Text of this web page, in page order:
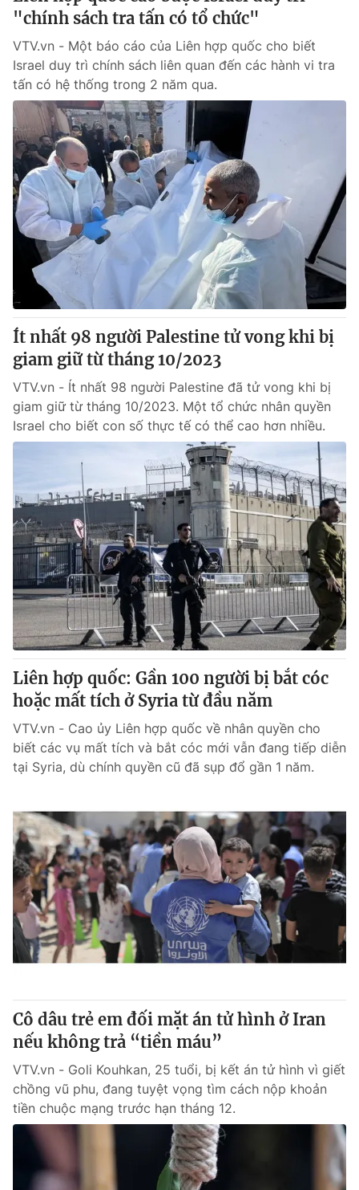
"chính sách tra tấn có tổ chức"
VTV.vn - Một báo cáo của Liên hợp quốc cho biết
Israel duy trì chính sách liên quan đến các hành vi tra
tấn có hệ thống trong 2 năm qua.
Ít nhất 98 người Palestine tử vong khi bị
giam giữ từ tháng 10/2023
VTV.vn - Ít nhất 98 người Palestine đã tử vong khi bị
giam giữ từ tháng 10/2023. Một tổ chức nhân quyền
Israel cho biết con số thực tế có thể cao hơn nhiều.
Liên hợp quốc: Gần 100 người bị bắt cóc
hoặc mất tích ở Syria từ đầu năm
VTV.vn - Cao ủy Liên hợp quốc về nhân quyền cho
biết các vụ mất tích và bắt cóc mới vẫn đang tiếp diễn
tại Syria, dù chính quyền cũ đã sụp đổ gần 1 năm.
Cô dâu trẻ em đối mặt án tử hình ở Iran
nếu không trả “tiền máu”
VTV.vn - Goli Kouhkan, 25 tuổi, bị kết án tử hình vì giết
chồng vũ phu, đang tuyệt vọng tìm cách nộp khoản
tiền chuộc mạng trước hạn tháng 12.